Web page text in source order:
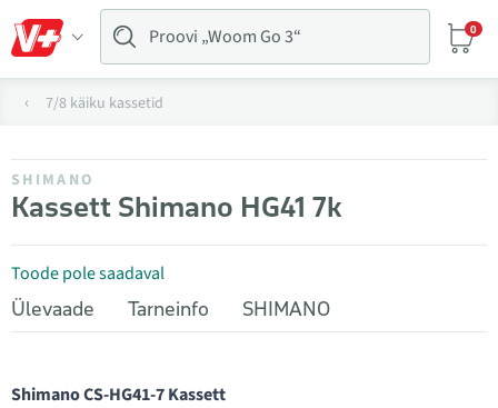
0
7/8 käiku kassetid
SHIMANO
Kassett Shimano HG41 7k
Toode pole saadaval
Ülevaade
Tarneinfo SHIMANO
Shimano CS-HG41-7 Kassett